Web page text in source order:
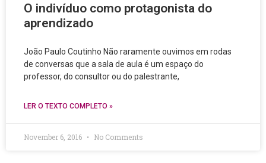
O indivíduo como protagonista do
aprendizado
João Paulo Coutinho Não raramente ouvimos em rodas
de conversas que a sala de aula é um espaço do
professor, do consultor ou do palestrante,
LER O TEXTO COMPLETO »
November 6, 2016 No Comments